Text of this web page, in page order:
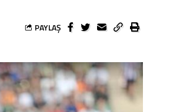
PAYLAŞ